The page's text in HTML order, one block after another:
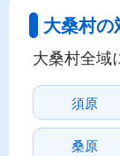
大桑村
大桑村全域
須原
桑原